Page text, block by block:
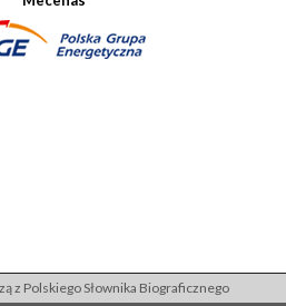
z Polskiego Słownika Biograficznego